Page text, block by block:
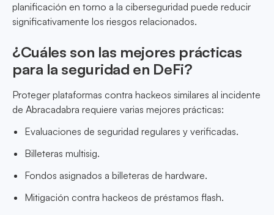
planificación en torno a la ciberseguridad puede reducir
significativamente los riesgos relacionados.
¿Cuáles son las mejores prácticas
para la seguridad en DeFi?
Proteger plataformas contra hackeos similares al incidente
de Abracadabra requiere varias mejores prácticas:
Evaluaciones de seguridad regulares y verificadas.
Billeteras multisig.
Fondos asignados a billeteras de hardware.
Mitigación contra hackeos de préstamos flash.